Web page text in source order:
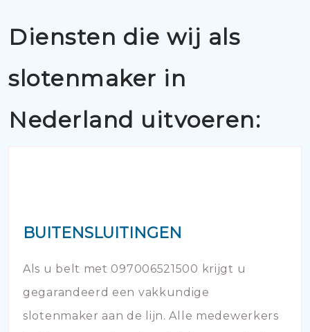
Diensten die wij als
slotenmaker in
Nederland uitvoeren:
BUITENSLUITINGEN
Als u belt met 097006521500 krijgt u
gegarandeerd een vakkundige
slotenmaker aan de lijn. Alle medewerkers